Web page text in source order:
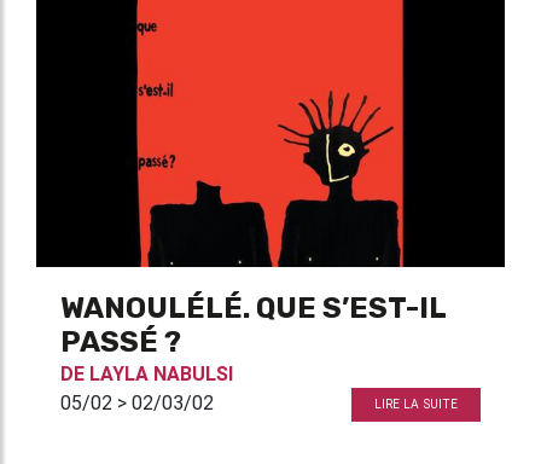
WANOULÉLÉ. QUE S’EST-IL
PASSÉ ?
DE LAYLA NABULSI
05/02 > 02/03/02
LIRE LA SUITE